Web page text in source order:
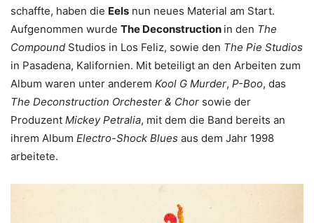
schaffte, haben die Eels nun neues Material am Start.
Aufgenommen wurde The Deconstruction in den The
Compound Studios in Los Feliz, sowie den The Pie Studios
in Pasadena, Kalifornien. Mit beteiligt an den Arbeiten zum
Album waren unter anderem Kool G Murder, P-Boo, das
The Deconstruction Orchester & Chor sowie der
Produzent Mickey Petralia, mit dem die Band bereits an
ihrem Album Electro-Shock Blues aus dem Jahr 1998
arbeitete.